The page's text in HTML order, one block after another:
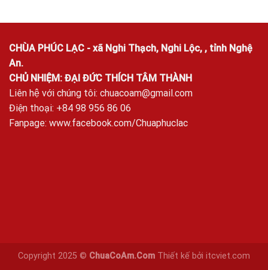
CHÙA PHÚC LẠC - xã Nghi Thạch, Nghi Lộc, , tỉnh Nghệ
An.
CHỦ NHIỆM: ĐẠI ĐỨC THÍCH TÂM THÀNH
Liên hệ với chúng tôi: chuacoam@gmail.com
Điện thoại: +84 98 956 86 06
Fanpage: www.facebook.com/Chuaphuclac
Copyright 2025 © ChuaCoAm.Com Thiết kế bởi itcviet.com